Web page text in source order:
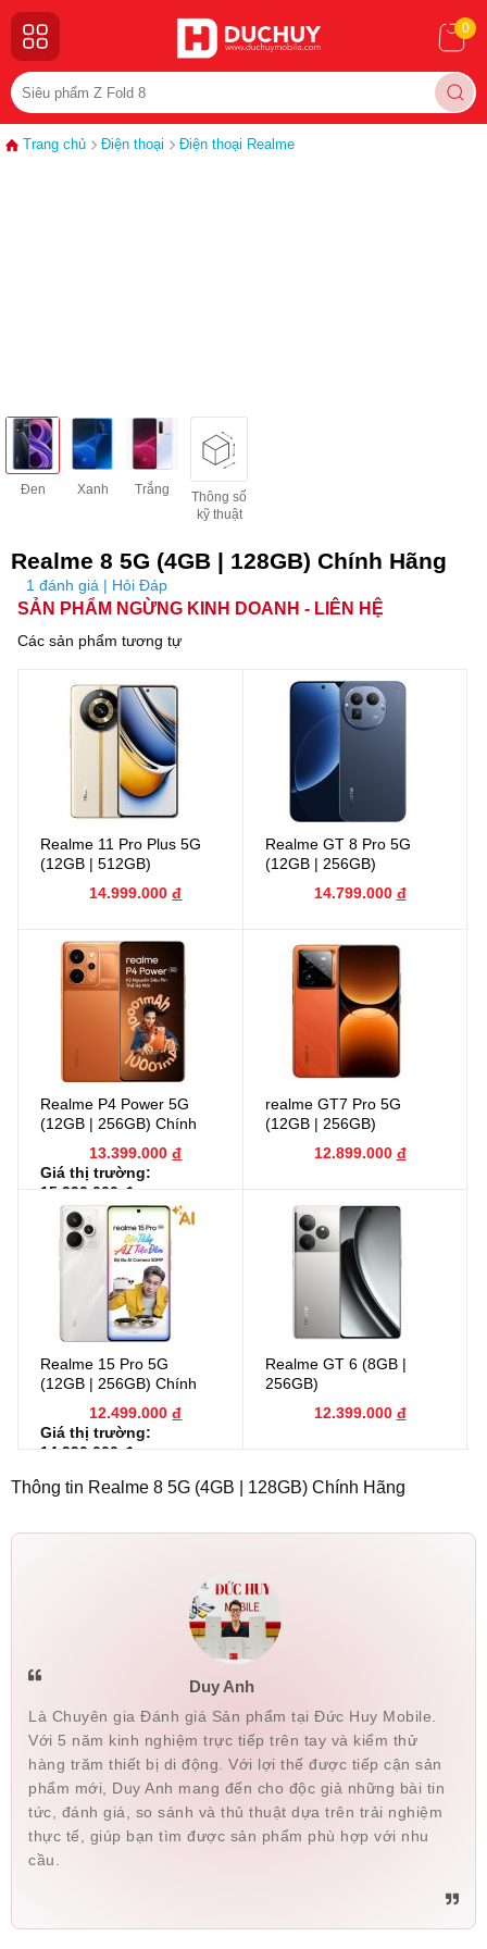
0
Trang chủ Điện thoại Điện thoại Realme
Đen Xanh Trắng
Thông số
kỹ thuật
Realme 8 5G (4GB | 128GB) Chính Hãng
1 đánh giá | Hỏi Đáp
SẢN PHẨM NGỪNG KINH DOANH - LIÊN HỆ
Các sản phẩm tương tự
Realme 11 Pro Plus 5G
(12GB | 512GB)
14.999.000 đ
Realme GT 8 Pro 5G
(12GB | 256GB)
14.799.000 đ
Realme P4 Power 5G
(12GB | 256GB) Chính
13.399.000 đ
Giá thị trường:
15.990.000 đ
realme GT7 Pro 5G
(12GB | 256GB)
12.899.000 đ
Realme 15 Pro 5G
(12GB | 256GB) Chính
12.499.000 đ
Giá thị trường:
14.990.000 đ
Realme GT 6 (8GB |
256GB)
12.399.000 đ
Thông tin Realme 8 5G (4GB | 128GB) Chính Hãng
Duy Anh
Là Chuyên gia Đánh giá Sản phẩm tại Đức Huy Mobile.
Với 5 năm kinh nghiệm trực tiếp trên tay và kiểm thử
hàng trăm thiết bị di động. Với lợi thế được tiếp cận sản
phẩm mới, Duy Anh mang đến cho độc giả những bài tin
tức, đánh giá, so sánh và thủ thuật dựa trên trải nghiệm
thực tế, giúp bạn tìm được sản phẩm phù hợp với nhu
cầu.